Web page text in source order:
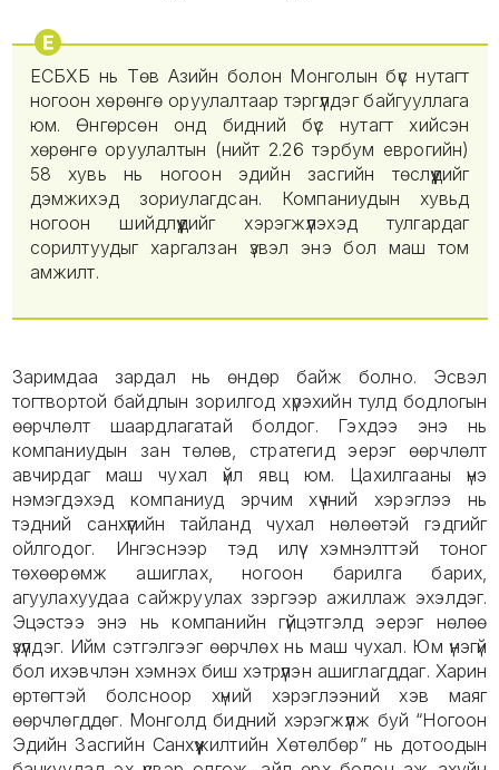
ЕСБХБ нь Төв Азийн болон Монголын бүс нутагт
ногоон хөрөнгө оруулалтаар тэргүүлдэг байгууллага
юм. Өнгөрсөн онд бидний бүс нутагт хийсэн
хөрөнгө оруулалтын (нийт 2.26 тэрбум еврогийн)
58 хувь нь ногоон эдийн засгийн төслүүдийг
дэмжихэд зориулагдсан. Компаниудын хувьд
ногоон шийдлүүдийг хэрэгжүүлэхэд тулгардаг
сорилтуудыг харгалзан үзвэл энэ бол маш том
амжилт.
Заримдаа зардал нь өндөр байж болно. Эсвэл
тогтвортой байдлын зорилгод хүрэхийн тулд бодлогын
өөрчлөлт шаардлагатай болдог. Гэхдээ энэ нь
компаниудын зан төлөв, стратегид эерэг өөрчлөлт
авчирдаг маш чухал үйл явц юм. Цахилгааны үнэ
нэмэгдэхэд компаниуд эрчим хүчний хэрэглээ нь
тэдний санхүүгийн тайланд чухал нөлөөтэй гэдгийг
ойлгодог. Ингэснээр тэд илүү хэмнэлттэй тоног
төхөөрөмж ашиглах, ногоон барилга барих,
агуулахуудаа сайжруулах зэргээр ажиллаж эхэлдэг.
Эцэстээ энэ нь компанийн гүйцэтгэлд эерэг нөлөө
үзүүлдэг. Ийм сэтгэлгээг өөрчлөх нь маш чухал. Юм үнэгүй
бол ихэвчлэн хэмнэх биш хэтрүүлэн ашиглагддаг. Харин
өртөгтэй болсноор хүний хэрэглээний хэв маяг
өөрчлөгддөг. Монголд бидний хэрэгжүүлж буй “Ногоон
Эдийн Засгийн Санхүүжилтийн Хөтөлбөр” нь дотоодын